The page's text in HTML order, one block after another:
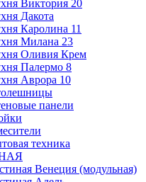
Виктория 20
Дакота
Каролина 11
Милана 23
Оливия Крем
Палермо 8
Аврора 10
панели
техника
Венеция (модульная)